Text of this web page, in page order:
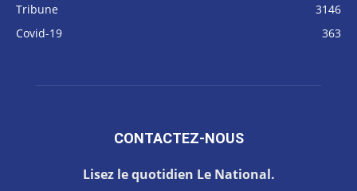
Tribune
3146
Covid-19
363
CONTACTEZ-NOUS
Lisez le quotidien Le National.